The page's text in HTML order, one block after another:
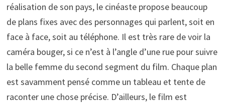
réalisation de son pays, le cinéaste propose beaucoup
de plans fixes avec des personnages qui parlent, soit en
face à face, soit au téléphone. Il est très rare de voir la
caméra bouger, si ce n’est à l’angle d’une rue pour suivre
la belle femme du second segment du film. Chaque plan
est savamment pensé comme un tableau et tente de
raconter une chose précise. D’ailleurs, le film est